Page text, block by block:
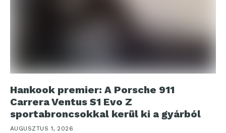
Hankook premier: A Porsche 911
Carrera Ventus S1 Evo Z
sportabroncsokkal kerül ki a gyárból
AUGUSZTUS 1, 2026